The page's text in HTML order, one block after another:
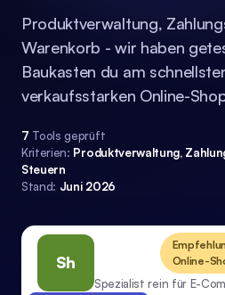
Produktverwaltung,
Warenkorb - wir haben
Baukasten du am
verkaufsstarken Online-
7 Tools geprüft
Kriterien: Produktverwaltung,
Steuern
Stand: Juni 2026
Sh
Online-
Spezialist rein für E-